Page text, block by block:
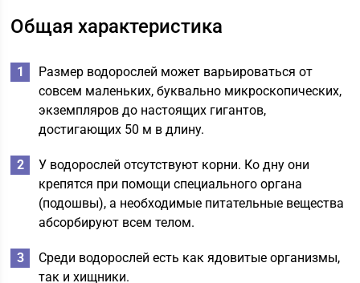
Общая характеристика
Размер водорослей может варьироваться от
совсем маленьких, буквально микроскопических,
экземпляров до настоящих гигантов,
достигающих 50 м в длину.
У водорослей отсутствуют корни. Ко дну они
крепятся при помощи специального органа
(подошвы), а необходимые питательные вещества
абсорбируют всем телом.
Среди водорослей есть как ядовитые организмы,
так и хищники.